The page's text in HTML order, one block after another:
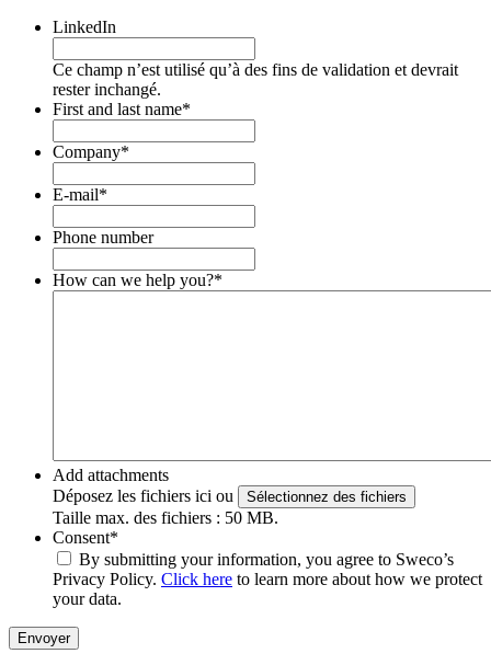
LinkedIn
Ce champ n’est utilisé qu’à des fins de validation et devrait
rester inchangé.
First and last name*
Company*
E-mail*
Phone number
How can we help you?*
Add attachments
Déposez les fichiers ici ou
Sélectionnez des fichiers
Taille max. des fichiers : 50 MB.
Consent*
By submitting your information, you agree to Sweco’s
Privacy Policy. Click here to learn more about how we protect
your data.
Envoyer